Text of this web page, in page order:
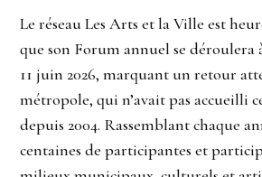
Le réseau Les Arts et la Ville est
que son Forum annuel se
11 juin 2026, marquant un retour
métropole, qui n’avait pas accueilli
depuis 2004. Rassemblant chaque
centaines de participantes et